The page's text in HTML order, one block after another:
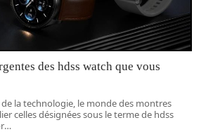
des hdss watch que vous
la technologie, le monde des montres
celles désignées sous le terme de hdss
…